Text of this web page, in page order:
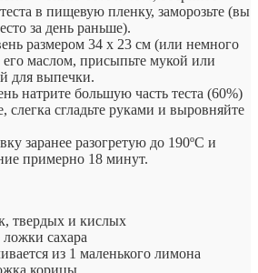
в пищевую пленку, заморозьте (вы
за день раньше).
размером 34 х 23 см (или немного
маслом, присыпьте мукой или
для выпечки.
натрите большую часть теста (60%)
слегка сгладьте руками и выровняйте
заранее разогретую до 190ºC и
примерно 18 минут.
твердых и кислых
сахара
из 1 маленького лимона
корицы